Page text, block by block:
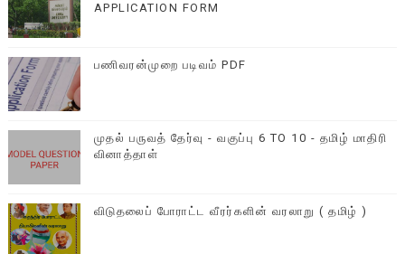
APPLICATION FORM
பணிவரன்முறை படிவம் PDF
முதல் பருவத் தேர்வு - வகுப்பு 6 TO 10 - தமிழ் மாதிரி
வினாத்தாள்
விடுதலைப் போராட்ட வீரர்களின் வரலாறு ( தமிழ் )